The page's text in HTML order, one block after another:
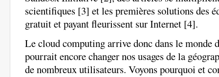
scientifiques [3] et les premières solutions des
gratuit et payant fleurissent sur Internet [4].
Le cloud computing arrive donc dans le monde
pourrait encore changer nos usages de la
de nombreux utilisateurs. Voyons pourquoi et